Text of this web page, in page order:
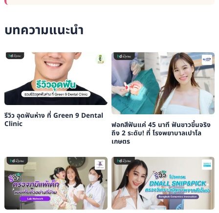
บทความแนะนำ
รีวิว อุดฟันห่าง ที่ Green 9 Dental
Clinic
ฟอกสีฟันแค่ 45 นาที ฟันขาวขึ้นจริง
ถึง 2 ระดับ! ที่ โรงพยาบาลเปาโล
เกษตร